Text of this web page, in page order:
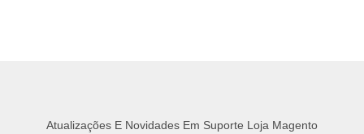
Atualizações E Novidades Em Suporte Loja Magento